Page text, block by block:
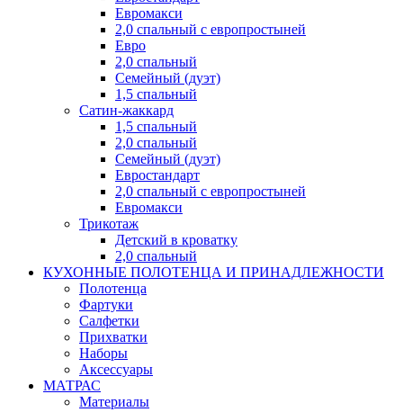
Евромакси
2,0 спальный с европростыней
Евро
2,0 спальный
Семейный (дуэт)
1,5 спальный
Сатин-жаккард
1,5 спальный
2,0 спальный
Семейный (дуэт)
Евростандарт
2,0 спальный с европростыней
Евромакси
Трикотаж
Детский в кроватку
2,0 спальный
КУХОННЫЕ ПОЛОТЕНЦА И ПРИНАДЛЕЖНОСТИ
Полотенца
Фартуки
Салфетки
Прихватки
Наборы
Аксессуары
МАТРАС
Материалы